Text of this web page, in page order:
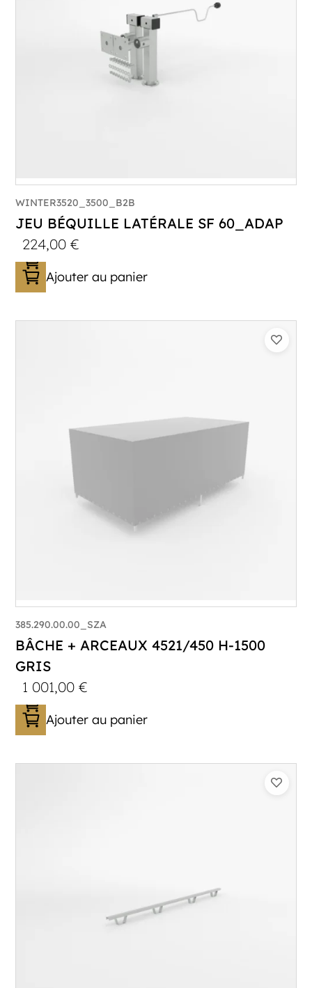
WINTER3520_3500_B2B
JEU BÉQUILLE LATÉRALE SF 60_ADAP
224,00€
Ajouter au panier
385.290.00.00_SZA
BÂCHE + ARCEAUX 4521/450 H-1500
GRIS
1 001,00€
Ajouter au panier